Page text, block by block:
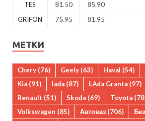
TES
81.50 85.90
GRIFON
75.95 81.95
МЕТКИ
Chery (76) Geely (63) Haval (54)
Kia (91) lada (87) LAda Granta (97)
Renault (51) Skoda (69) Toyota
Volkswagen (85) Автоваз (706)